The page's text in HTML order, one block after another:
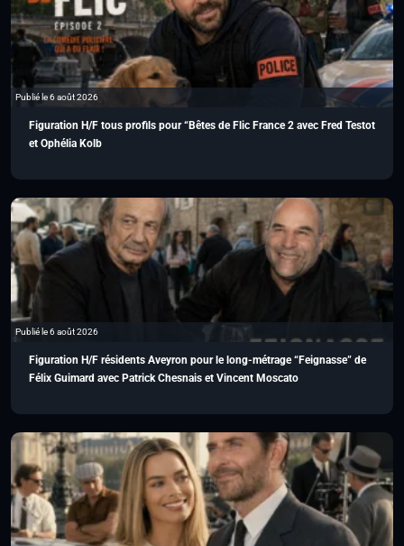
Publié le 6 août 2026
Figuration H/F tous profils pour “Bêtes de Flic France 2 avec Fred Testot
et Ophélia Kolb
Publié le 6 août 2026
Figuration H/F résidents Aveyron pour le long-métrage “Feignasse” de
Félix Guimard avec Patrick Chesnais et Vincent Moscato